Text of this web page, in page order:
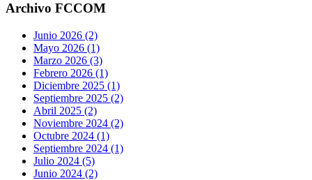
Archivo FCCOM
Junio 2026 (2)
Mayo 2026 (1)
Marzo 2026 (3)
Febrero 2026 (1)
Diciembre 2025 (1)
Septiembre 2025 (2)
Abril 2025 (2)
Noviembre 2024 (2)
Octubre 2024 (1)
Septiembre 2024 (1)
Julio 2024 (5)
Junio 2024 (2)